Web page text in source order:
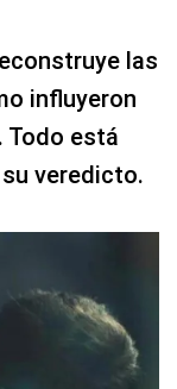
las
influyeron
Todo está
veredicto.